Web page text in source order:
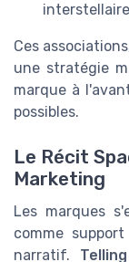
Ces
une stratégie
marque à
possibles.
Le Récit
Marketing
Les marques
comme
narratif.